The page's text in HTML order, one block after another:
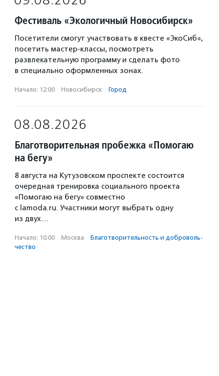
Фестиваль «Экологичный Новосибирск»
Посетители смогут участвовать в квесте «ЭкоСиб»,
посетить мастер-классы, посмотреть
развлекательную программу и сделать фото
в специально оформленных зонах.
Начало: 12:00 · Новосибирск · Город
08.08.2026
Благотворительная пробежка «Помогаю
на бегу»
8 августа на Кутузовском проспекте состоится
очередная тренировка социального проекта
«Помогаю на бегу» совместно
с lamoda.ru. Участники могут выбрать одну
из двух…
Начало: 10:00 · Москва · Благотвори­тель­ность и доброволь­
чест­во